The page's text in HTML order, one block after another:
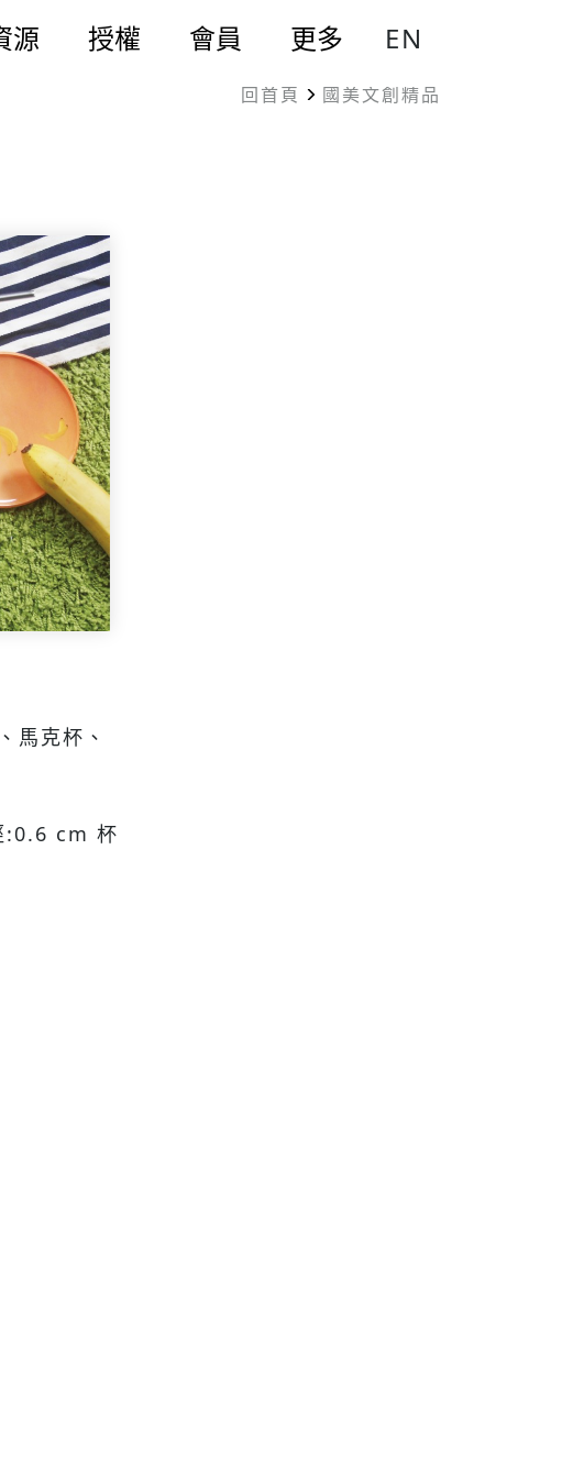
源 授權 會員 更多 EN
回首頁 國美文創精品
馬克杯、
:0.6 cm 杯